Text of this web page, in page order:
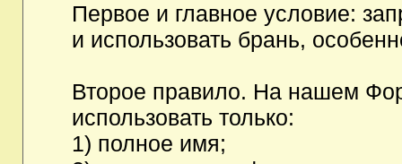
Первое и главное условие:
и использовать брань,
Второе правило. На нашем
использовать только:
1) полное имя;